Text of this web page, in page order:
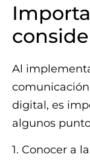
Al
digital, es
algunos
1. Conocer a